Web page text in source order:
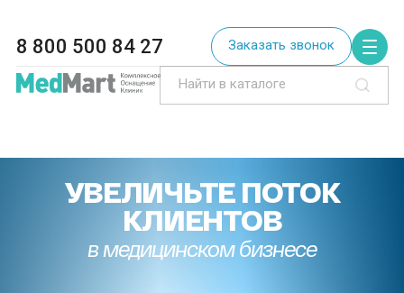
8 800 500 84 27 Заказать звонок
УВЕЛИЧЬТЕ ПОТОК
КЛИЕНТОВ
в медицинском бизнесе